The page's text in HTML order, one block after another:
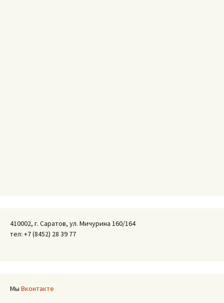
410002, г. Саратов, ул. Мичурина 160/164
тел: +7 (8452) 28 39 77
Мы Вконтакте